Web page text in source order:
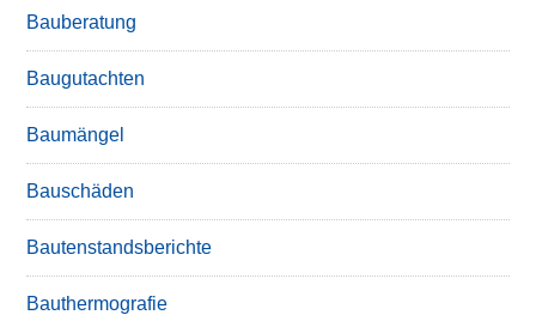
Bauberatung
Baugutachten
Baumängel
Bauschäden
Bautenstandsberichte
Bauthermografie